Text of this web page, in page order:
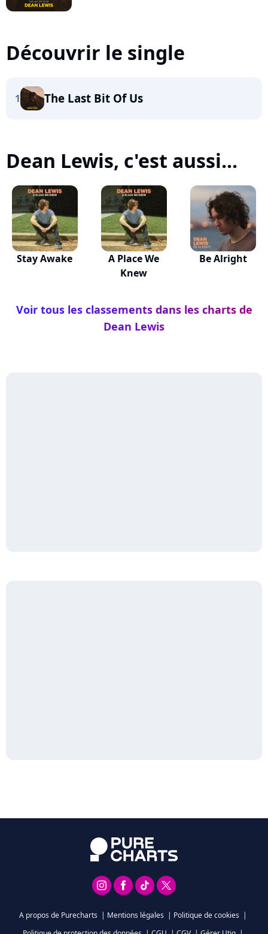
Découvrir le single
1 The Last Bit Of Us
Dean Lewis, c'est aussi...
Stay Awake
A Place We
Knew
Be Alright
Voir tous les classements dans les charts de
Dean Lewis
A propos de Purecharts | Mentions légales | Politique de cookies |